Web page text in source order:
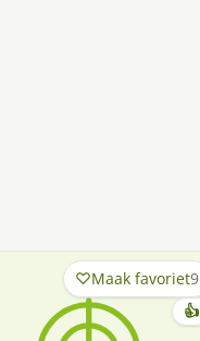
Maak favoriet9
👍